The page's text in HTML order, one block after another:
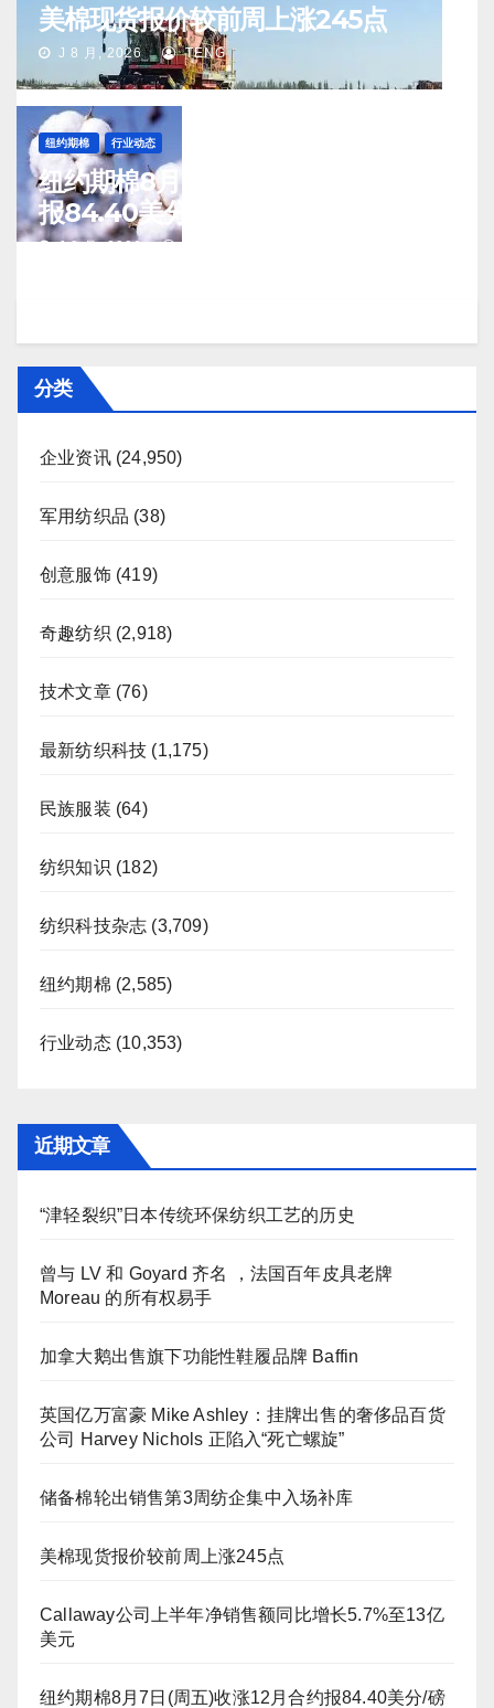
美棉现货报价较前周上涨245点
J 8 月, 2026 TENG
纽约期棉 行业动态
纽约期棉8月7日(周五)收涨12月合约
报84.40美分/磅
J 8 月, 2026 TENG
分类
企业资讯(24,950)
军用纺织品 (38)
创意服饰(419)
奇趣纺织 (2,918)
技术文章(76)
最新纺织科技 (1,175)
民族服装 (64)
纺织知识 (182)
纺织科技杂志 (3,709)
纽约期棉 (2,585)
行业动态(10,353)
近期文章
“津轻裂织”日本传统环保纺织工艺的历史
曾与 LV 和 Goyard 齐名 ，法国百年皮具老牌
Moreau 的所有权易手
加拿大鹅出售旗下功能性鞋履品牌 Baffin
英国亿万富豪 Mike Ashley：挂牌出售的奢侈品百货
公司 Harvey Nichols 正陷入“死亡螺旋”
储备棉轮出销售第3周纺企集中入场补库
美棉现货报价较前周上涨245点
Callaway公司上半年净销售额同比增长5.7%至13亿
美元
纽约期棉8月7日(周五)收涨12月合约报84.40美分/磅